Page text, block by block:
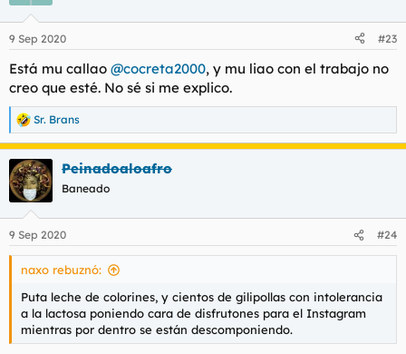
9 Sep 2020 #23
Está mu callao @cocreta2000, y mu liao con el trabajo no
creo que esté. No sé si me explico.
R
e
a
c
c
i
e
s
Sr. Brans
Peinadoaloafro
Baneado
9 Sep 2020 #24
naxo rebuznó:
Puta leche de colorines, y cientos de gilipollas con intolerancia
a la lactosa poniendo cara de disfrutones para el Instagram
mientras por dentro se están descomponiendo.